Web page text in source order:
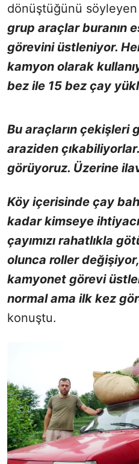
dönüştüğünü
grup araçlar buranın
görevini üstleniyor.
kamyon olarak
bez ile 15 bez çay
Bu araçların çekişleri
araziden
görüyoruz. Üzerine
Köy içerisinde çay
kadar kimseye
çayımızı rahatlıkla
olunca roller
kamyonet görevi
normal ama ilk kez
konuştu.